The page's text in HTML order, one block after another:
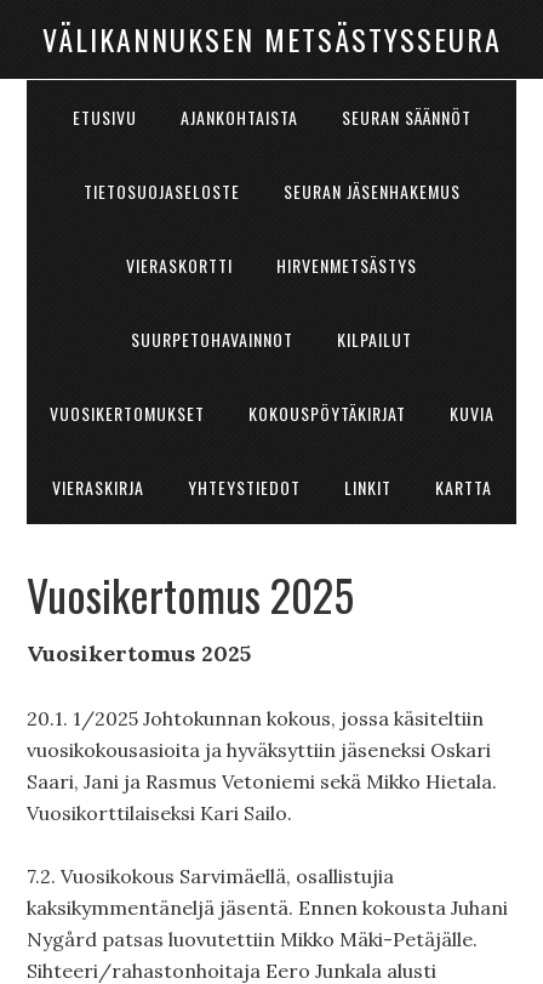
VÄLIKANNUKSEN METSÄSTYSSEURA
ETUSIVU AJANKOHTAISTA SEURAN SÄÄNNÖT
TIETOSUOJASELOSTE SEURAN JÄSENHAKEMUS
VIERASKORTTI HIRVENMETSÄSTYS
SUURPETOHAVAINNOT KILPAILUT
VUOSIKERTOMUKSET KOKOUSPÖYTÄKIRJAT KUVIA
VIERASKIRJA YHTEYSTIEDOT LINKIT KARTTA
Vuosikertomus 2025
Vuosikertomus 2025
20.1. 1/2025 Johtokunnan kokous, jossa käsiteltiin
vuosikokousasioita ja hyväksyttiin jäseneksi Oskari
Saari, Jani ja Rasmus Vetoniemi sekä Mikko Hietala.
Vuosikorttilaiseksi Kari Sailo.
7.2. Vuosikokous Sarvimäellä, osallistujia
kaksikymmentäneljä jäsentä. Ennen kokousta Juhani
Nygård patsas luovutettiin Mikko Mäki-Petäjälle.
Sihteeri/rahastonhoitaja Eero Junkala alusti